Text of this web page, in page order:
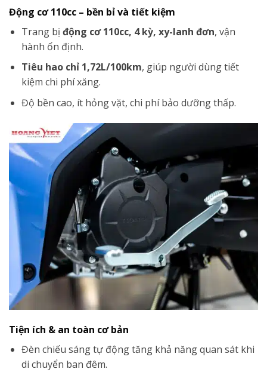
Động cơ 110cc – bền bỉ và tiết kiệm
Trang bị động cơ 110cc, 4 kỳ, xy-lanh đơn, vận
hành ổn định.
Tiêu hao chỉ 1,72L/100km, giúp người dùng tiết
kiệm chi phí xăng.
Độ bền cao, ít hỏng vặt, chi phí bảo dưỡng thấp.
Tiện ích & an toàn cơ bản
Đèn chiếu sáng tự động tăng khả năng quan sát khi
di chuyển ban đêm.